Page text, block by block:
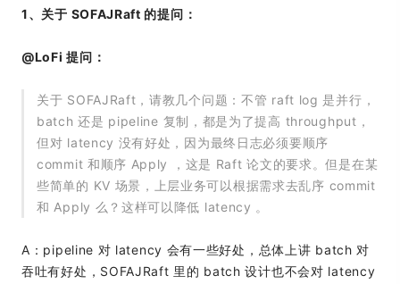
1、关于 SOFAJRaft 的提问：
@LoFi 提问：
关于 SOFAJRaft，请教几个问题：不管 raft log 是并行，
batch 还是 pipeline 复制，都是为了提高 throughput，
但对 latency 没有好处，因为最终日志必须要顺序
commit 和顺序 Apply ，这是 Raft 论文的要求。但是在某
些简单的 KV 场景，上层业务可以根据需求去乱序 commit
和 Apply 么？这样可以降低 latency 。
A：pipeline 对 latency 会有一些好处，总体上讲 batch 对
吞吐有好处，SOFAJRaft 里的 batch 设计也不会对 latency